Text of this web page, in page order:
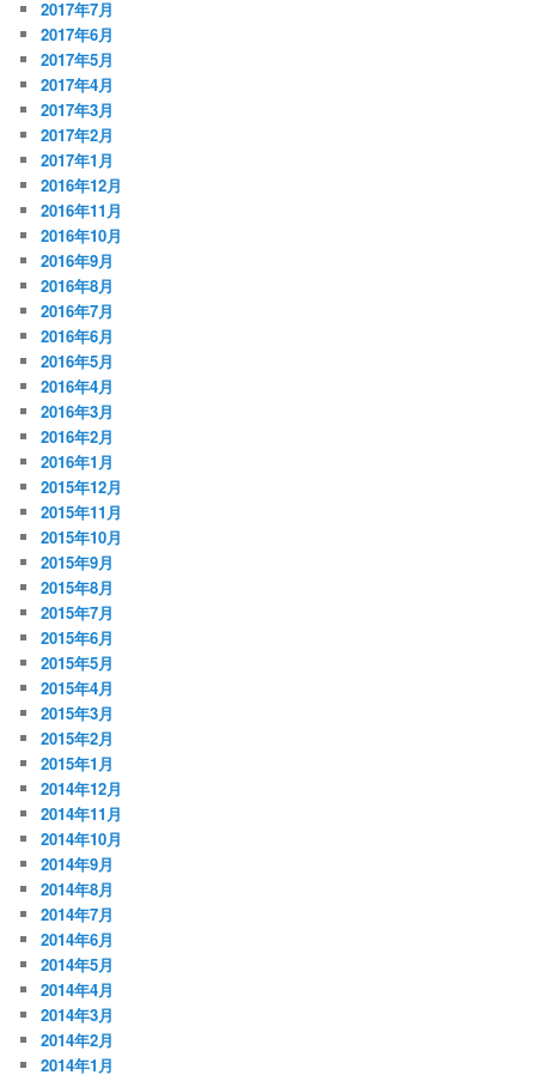
2017年7月
2017年6月
2017年5月
2017年4月
2017年3月
2017年2月
2017年1月
2016年12月
2016年11月
2016年10月
2016年9月
2016年8月
2016年7月
2016年6月
2016年5月
2016年4月
2016年3月
2016年2月
2016年1月
2015年12月
2015年11月
2015年10月
2015年9月
2015年8月
2015年7月
2015年6月
2015年5月
2015年4月
2015年3月
2015年2月
2015年1月
2014年12月
2014年11月
2014年10月
2014年9月
2014年8月
2014年7月
2014年6月
2014年5月
2014年4月
2014年3月
2014年2月
2014年1月